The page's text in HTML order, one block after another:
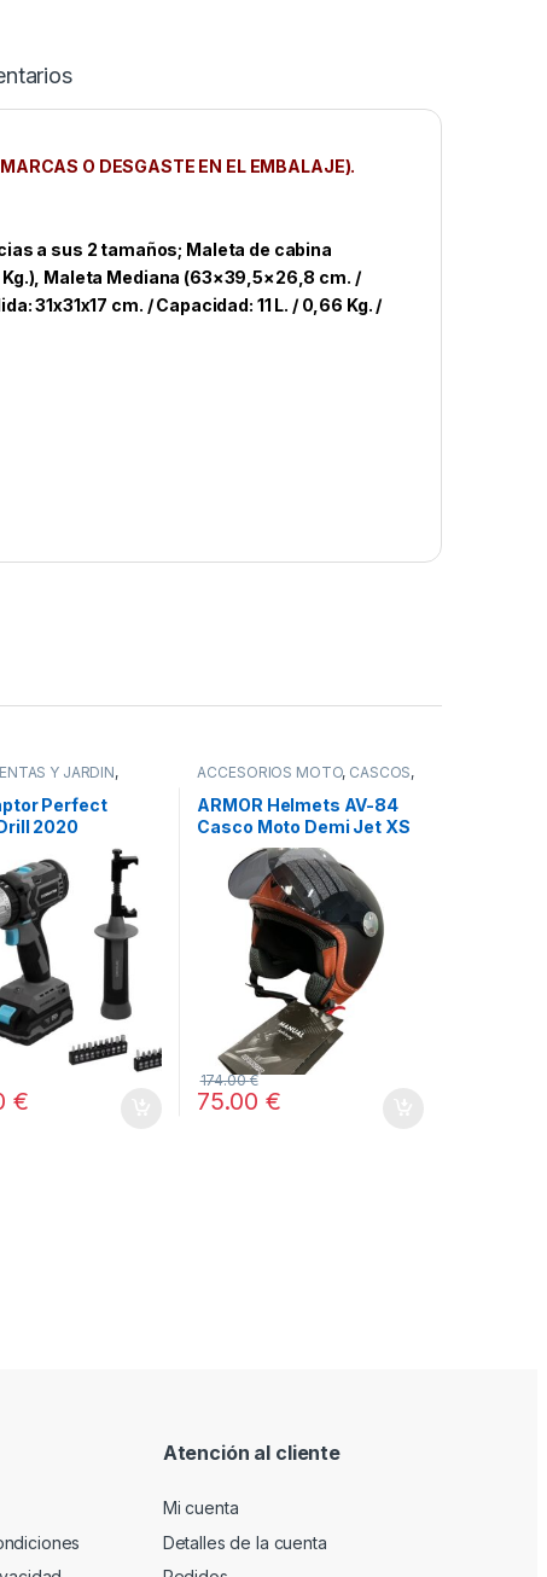
O DESGASTE EN EL EMBALAJE).
a sus 2 tamaños; Maleta de cabina
Kg.), Maleta Mediana (63×39,5×26,8 cm. /
31x31x17 cm. / Capacidad: 11 L. / 0,66 Kg. /
Y JARDÍN,
OFICIAL
Perfect
2020
€
ACCESORIOS MOTO, CASCOS,
ARMOR Helmets AV-84
Casco Moto Demi Jet XS
75.00 €
174.00€
Atención al cliente
Mi cuenta
Detalles de la cuenta